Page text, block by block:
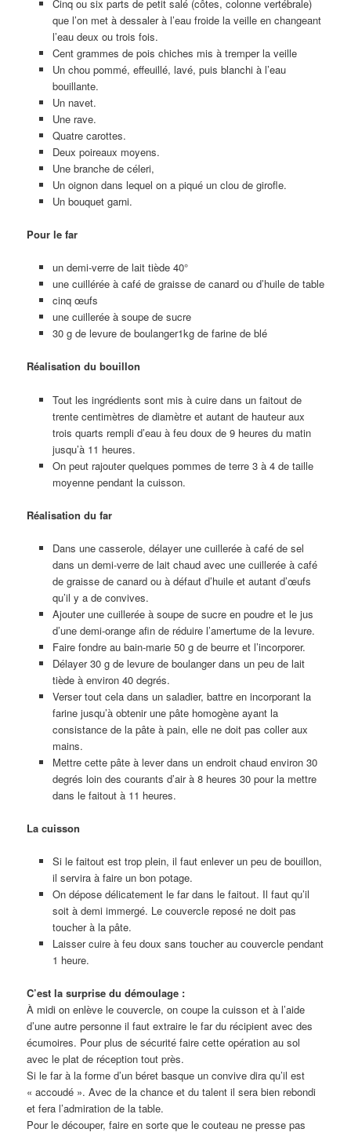
Cinq ou six parts de petit salé (côtes, colonne vertébrale)
que l’on met à dessaler à l’eau froide la veille en changeant
l’eau deux ou trois fois.
Cent grammes de pois chiches mis à tremper la veille
Un chou pommé, effeuillé, lavé, puis blanchi à l’eau
bouillante.
Un navet.
Une rave.
Quatre carottes.
Deux poireaux moyens.
Une branche de céleri,
Un oignon dans lequel on a piqué un clou de girofle.
Un bouquet garni.
Pour le far
un demi-verre de lait tiède 40°
une cuillérée à café de graisse de canard ou d’huile de table
cinq œufs
une cuillerée à soupe de sucre
30 g de levure de boulanger1kg de farine de blé
Réalisation du bouillon
Tout les ingrédients sont mis à cuire dans un faitout de
trente centimètres de diamètre et autant de hauteur aux
trois quarts rempli d’eau à feu doux de 9 heures du matin
jusqu’à 11 heures.
On peut rajouter quelques pommes de terre 3 à 4 de taille
moyenne pendant la cuisson.
Réalisation du far
Dans une casserole, délayer une cuillerée à café de sel
dans un demi-verre de lait chaud avec une cuillerée à café
de graisse de canard ou à défaut d’huile et autant d’œufs
qu’il y a de convives.
Ajouter une cuillerée à soupe de sucre en poudre et le jus
d’une demi-orange afin de réduire l’amertume de la levure.
Faire fondre au bain-marie 50 g de beurre et l’incorporer.
Délayer 30 g de levure de boulanger dans un peu de lait
tiède à environ 40 degrés.
Verser tout cela dans un saladier, battre en incorporant la
farine jusqu’à obtenir une pâte homogène ayant la
consistance de la pâte à pain, elle ne doit pas coller aux
mains.
Mettre cette pâte à lever dans un endroit chaud environ 30
degrés loin des courants d’air à 8 heures 30 pour la mettre
dans le faitout à 11 heures.
La cuisson
Si le faitout est trop plein, il faut enlever un peu de bouillon,
il servira à faire un bon potage.
On dépose délicatement le far dans le faitout. Il faut qu’il
soit à demi immergé. Le couvercle reposé ne doit pas
toucher à la pâte.
Laisser cuire à feu doux sans toucher au couvercle pendant
1 heure.
C’est la surprise du démoulage :
À midi on enlève le couvercle, on coupe la cuisson et à l’aide
d’une autre personne il faut extraire le far du récipient avec des
écumoires. Pour plus de sécurité faire cette opération au sol
avec le plat de réception tout près.
Si le far à la forme d’un béret basque un convive dira qu’il est
« accoudé ». Avec de la chance et du talent il sera bien rebondi
et fera l’admiration de la table.
Pour le découper, faire en sorte que le couteau ne presse pas